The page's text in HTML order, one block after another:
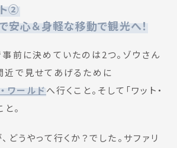
②
安心＆身軽な移動で観光へ！
前に決めていたのは2つ。ゾウさん
で見せてあげるために
ワールドへ行くこと。そして「ワット・
。
どうやって行くか？でした。サファリ